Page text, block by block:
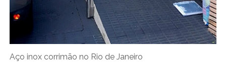
Aço inox corrimão no Rio de Janeiro